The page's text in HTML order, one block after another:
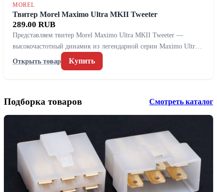
MOREL
Твитер Morel Maximo Ultra MKII Tweeter
289.00 RUB
Представляем твитер Morel Maximo Ultra MKII Tweeter —
высокочастотный динамик из легендарной серии Maximo Ultr…
Открыть товар
Купить
Подборка товаров Смотреть каталог